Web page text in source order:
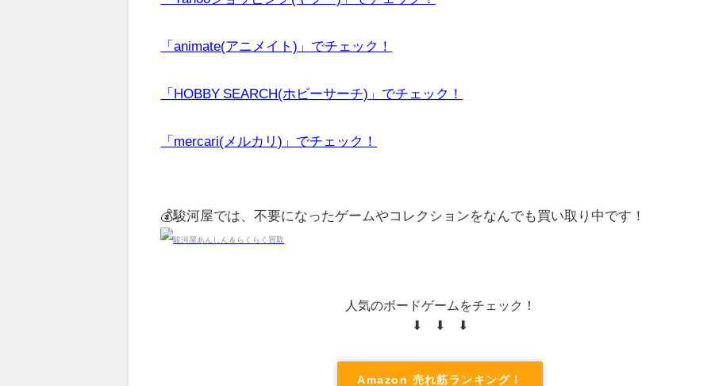
「animate(アニメイト)」でチェック！
「HOBBY SEARCH(ホビーサーチ)」でチェック！
「mercari(メルカリ)」でチェック！
💰駿河屋では、不要になったゲームやコレクションをなんでも買い取り中です！
人気のボードゲームをチェック！
⬇ ⬇ ⬇
Amazon 売れ筋ランキング！